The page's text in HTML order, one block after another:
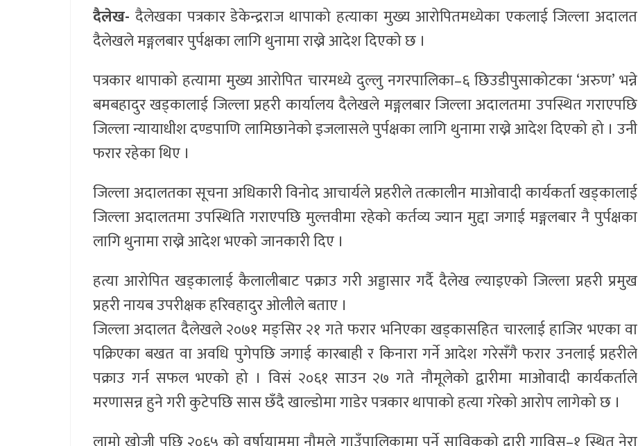
दैलेख- दैलेखका पत्रकार डेकेन्द्रराज थापाको हत्याका मुख्य आरोपितमध्येका एकलाई जिल्ला अदालत
दैलेखले मङ्गलबार पुर्पक्षका लागि थुनामा राख्ने आदेश दिएको छ ।
पत्रकार थापाको हत्यामा मुख्य आरोपित चारमध्ये दुल्लु नगरपालिका–६ छिउडीपुसाकोटका ‘अरुण’ भन्ने
बमबहादुर खड्कालाई जिल्ला प्रहरी कार्यालय दैलेखले मङ्गलबार जिल्ला अदालतमा उपस्थित गराएपछि
जिल्ला न्यायाधीश दण्डपाणि लामिछानेको इजलासले पुर्पक्षका लागि थुनामा राख्ने आदेश दिएको हो । उनी
फरार रहेका थिए ।
जिल्ला अदालतका सूचना अधिकारी विनोद आचार्यले प्रहरीले तत्कालीन माओवादी कार्यकर्ता खड्कालाई
जिल्ला अदालतमा उपस्थिति गराएपछि मुल्तवीमा रहेको कर्तव्य ज्यान मुद्दा जगाई मङ्गलबार नै पुर्पक्षका
लागि थुनामा राख्ने आदेश भएको जानकारी दिए ।
हत्या आरोपित खड्कालाई कैलालीबाट पक्राउ गरी अड्डासार गर्दै दैलेख ल्याइएको जिल्ला प्रहरी प्रमुख
प्रहरी नायब उपरीक्षक हरिवहादुर ओलीले बताए ।
जिल्ला अदालत दैलेखले २०७१ मङ्सिर २१ गते फरार भनिएका खड्कासहित चारलाई हाजिर भएका वा
पक्रिएका बखत वा अवधि पुगेपछि जगाई कारबाही र किनारा गर्ने आदेश गरेसँगै फरार उनलाई प्रहरीले
पक्राउ गर्न सफल भएको हो । विसं २०६१ साउन २७ गते नौमूलेको द्वारीमा माओवादी कार्यकर्ताले
मरणासन्न हुने गरी कुटेपछि सास छँदै खाल्डोमा गाडेर पत्रकार थापाको हत्या गरेको आरोप लागेको छ ।